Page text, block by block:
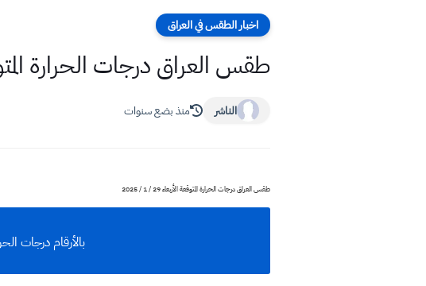
اخبار الطقس في العراق
طقس العراق درجات الحرارة المتوقعة
الناشر منذ بضع سنوات
طقس العراق درجات الحرارة المتوقعة الأربعاء 29 / 1 / 2025
بالأرقام درجات الحرارة